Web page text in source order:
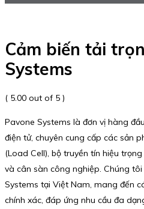
Cảm biến tải
Systems
( 5.00 out of 5 )
Pavone Systems là đơn vị hàng
điện tử, chuyên cung cấp các sản
(Load Cell), bộ truyền tín hiệu
và cân sàn công nghiệp. Chúng
Systems tại Việt Nam, mang đến
chính xác, đáp ứng nhu cầu đa